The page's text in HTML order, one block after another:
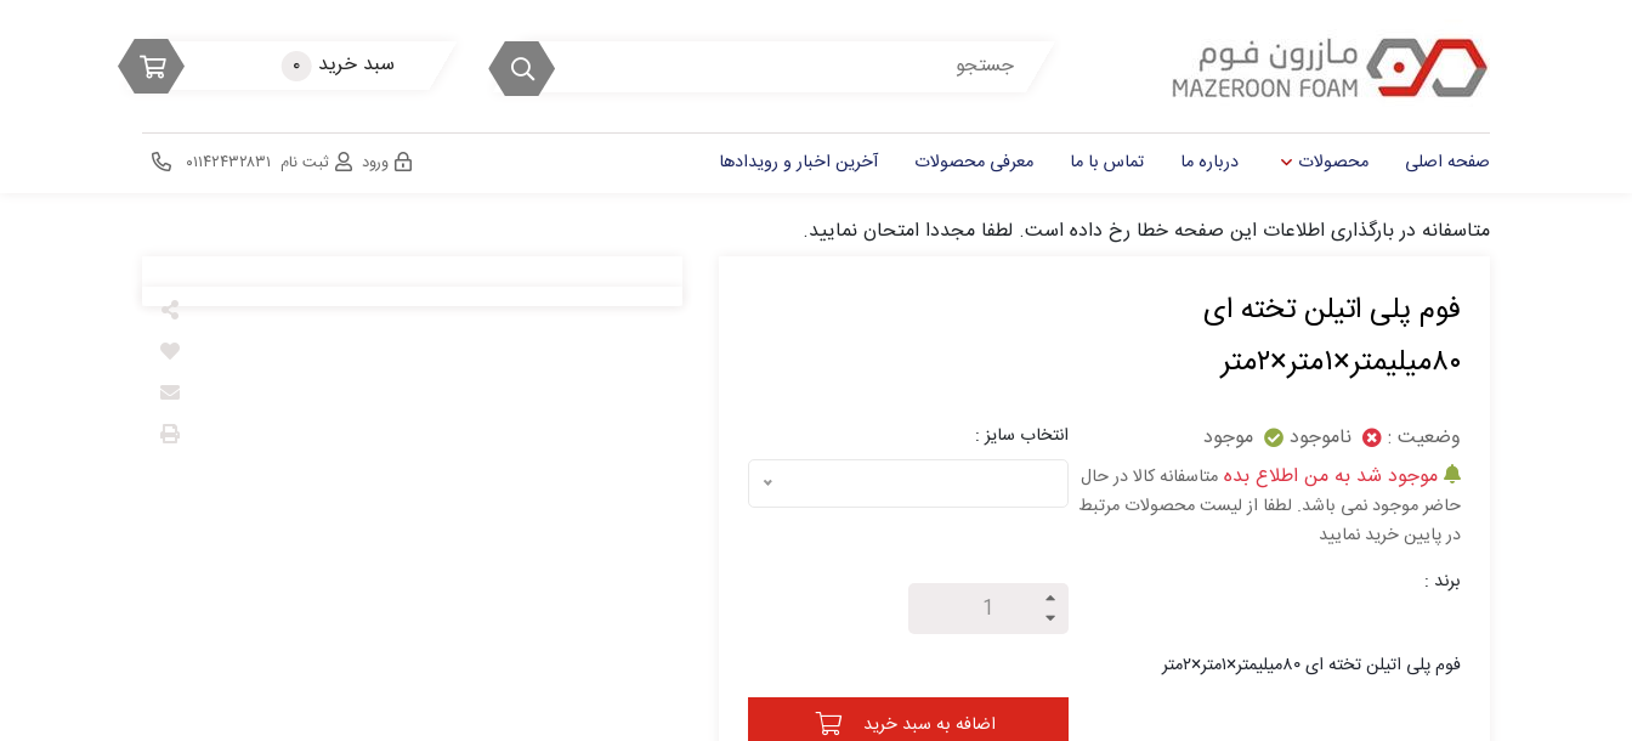
سبد خرید ۰
صفحه اصلی محصولات درباره ما تماس با ما معرفی محصولات آخرین اخبار و رویدادها ورود ثبت نام ۰۱۱۴۲۴۳۲۸۳۱
متاسفانه در بارگذاری اطلاعات این صفحه خطا رخ داده است. لطفا مجددا امتحان نمایید.
فوم پلی اتیلن تخته ای
۸۰میلیمتر×۱متر×۲متر
وضعیت : ناموجود
موجود
موجود شد به من اطلاع بده متاسفانه کالا در حال
حاضر موجود نمی باشد. لطفا از لیست محصولات مرتبط
در پایین خرید نمایید
برند :
فوم پلی اتیلن تخته ای ۸۰میلیمتر×۱متر×۲متر
انتخاب سایز :
اضافه به سبد خرید